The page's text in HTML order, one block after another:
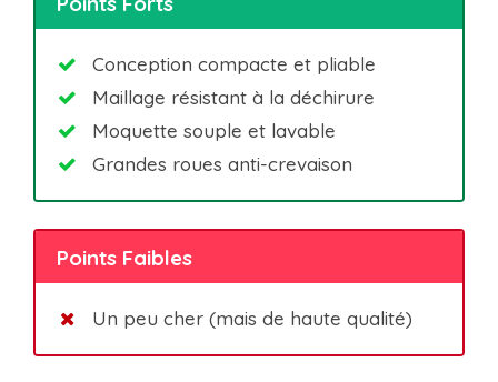
Conception compacte et pliable
Maillage résistant à la déchirure
Moquette souple et lavable
Grandes roues anti-crevaison
Points Faibles
Un peu cher (mais de haute qualité)